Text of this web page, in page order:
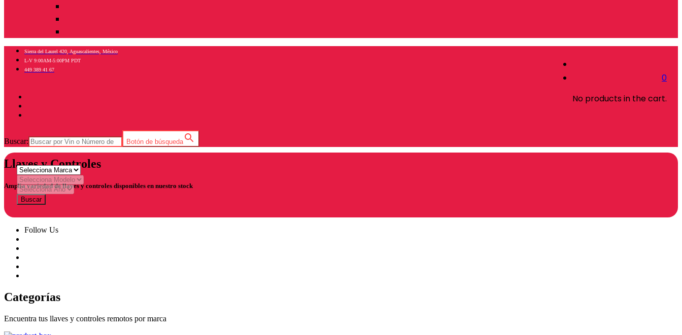
0
No products in the cart.
Sierra del Laurel 420, Aguascalientes, México
L-V 9:00AM-5:00PM PDT
449 389 41 67
Buscar: Botón de búsqueda
Llaves y Controles
Amplia variedad de llaves y controles disponibles en nuestro stock
Buscar
Follow Us
Categorías
Encuentra tus llaves y controles remotos por marca